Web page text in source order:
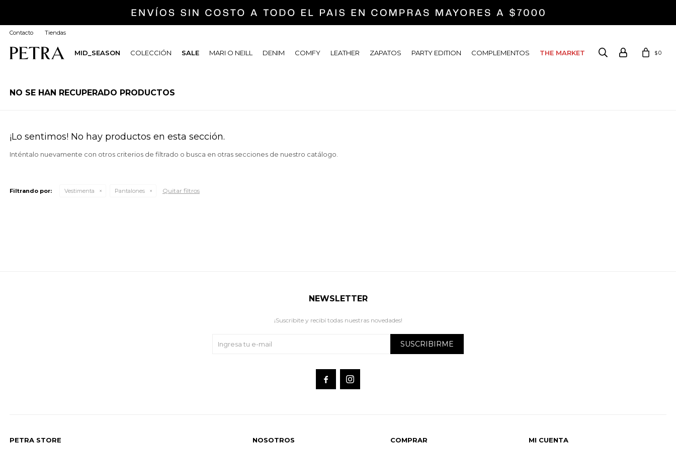
MID_SEASON COLECCIÓN SALE MARI O NEILL DENIM COMFY LEATHER ZAPATOS PARTY EDITION COMPLEMENTOS THE MARKET $0
Contacto Tiendas
NO SE HAN RECUPERADO PRODUCTOS
¡Lo sentimos! No hay productos en esta sección.
Inténtalo nuevamente con otros criterios de filtrado o busca en otras secciones de nuestro catálogo.
Filtrando por: Vestimenta Pantalones Quitar filtros
PETRA STORE NOSOTROS COMPRAR MI CUENTA
NEWSLETTER
¡Suscribite y recibí todas nuestras novedades!
SUSCRIBIRME
 